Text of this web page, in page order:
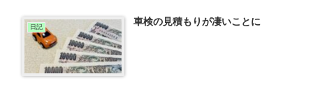
日記 車検の見積もりが凄いことに